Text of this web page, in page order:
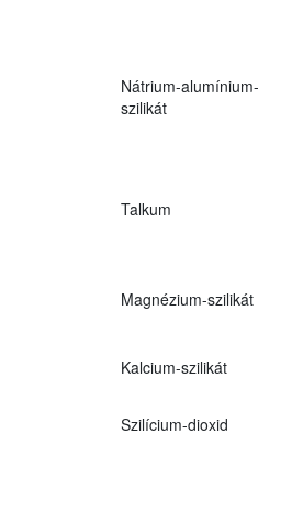
Nátrium-alumínium-
szilikát
Talkum
Magnézium-szilikát
Kalcium-szilikát
Szilícium-dioxid